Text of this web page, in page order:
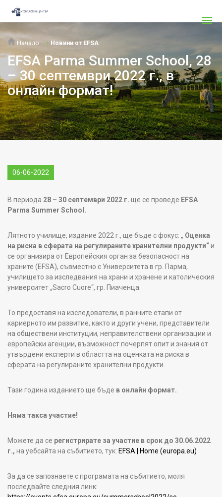
Начало Новини от EFSA
ЕFSA Parma Summer School, 28
– 30 септември 2022 г., в
онлайн формат!
06-06-2022
В периода 28 – 30 септември 2022 г. ще се проведе ЕFSA
Parma Summer School.
Лятното училище, издание 2022 г., ще бъде с фокус: „ Оценка
на риска в сферата на регулираните хранителни продукти“и
се организира от Европейския орган за безопасност на
храните (EFSA), съвместно с Университета в гр. Парма,
училището за изследвания на храни и хранене и католическия
университет „Sacro Cuore“, гр. Пиаченца.
То предоставя на изследователи, в ранните етапи от
кариерното им развитие, както и други учени, представители
на обществени институции, неправителствени организации и
европейски агенции, възможност почерпят опит и знания от
утвърдени експерти в областта на оценката на риска в
сферата на регулираните хранителни продукти.
Тази година изданието ще бъде в онлайн формат.
Няма такса участие!
Можете да се регистрирате за участие в срок до 30.06.2022
г., на уебсайта на събитието, тук: EFSA | Home (europa.eu)
За да се запознаете с програмата на събитието, моля
последвайте следния линк: